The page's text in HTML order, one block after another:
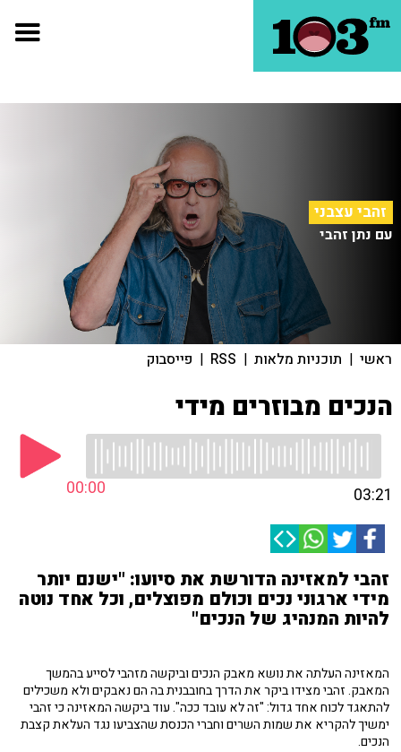
זהבי עצבני
עם נתן זהבי
ראשי | תוכניות מלאות |
RSS
| פייסבוק
הנכים מבוזרים מידי
00:00 03:21
זהבי למאזינה הדורשת את סיועו: "ישנם יותר
מידי ארגוני נכים וכולם מפוצלים, וכל אחד נוטה
להיות המנהיג של הנכים"
המאזינה העלתה את נושא מאבק הנכים וביקשה מזהבי לסייע בהמשך
המאבק. זהבי מצידו ביקר את הדרך בחובבנית בה הם נאבקים ולא משכילים
להתאגד לכוח אחד גדול: "זה לא עובד ככה". עוד ביקשה המאזינה כי זהבי
ימשיך להקריא את שמות השרים וחברי הכנסת שהצביעו נגד העלאת קצבת
הנכים.